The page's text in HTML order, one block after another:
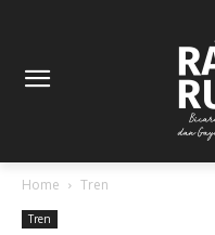
Home Tren
Tren